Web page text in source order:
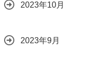
2023年10月
2023年9月